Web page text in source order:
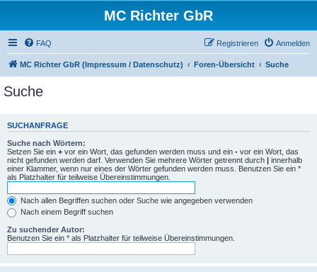
MC Richter GbR
FAQ Anmelden
Registrieren
MC Richter GbR (Impressum / Datenschutz) Foren-Übersicht Suche
Suche
SUCHANFRAGE
Suche nach Wörtern:
Setzen Sie ein + vor ein Wort, das gefunden werden muss und ein - vor ein Wort, das
nicht gefunden werden darf. Verwenden Sie mehrere Wörter getrennt durch | innerhalb
einer Klammer, wenn nur eines der Wörter gefunden werden muss. Benutzen Sie ein *
als Platzhalter für teilweise Übereinstimmungen.
Nach allen Begriffen suchen oder Suche wie angegeben verwenden
Nach einem Begriff suchen
Zu suchender Autor:
Benutzen Sie ein * als Platzhalter für teilweise Übereinstimmungen.